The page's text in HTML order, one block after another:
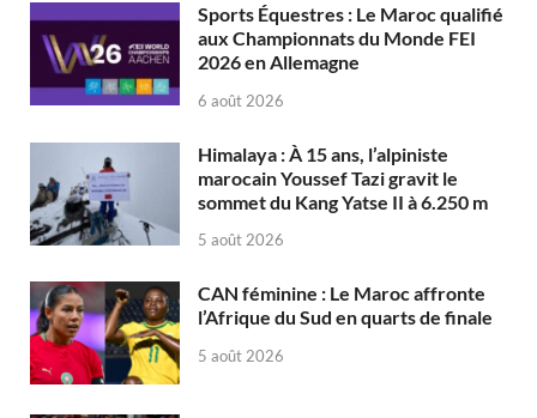
Sports Équestres : Le Maroc qualifié
aux Championnats du Monde FEI
2026 en Allemagne
6 août 2026
Himalaya : À 15 ans, l’alpiniste
marocain Youssef Tazi gravit le
sommet du Kang Yatse II à 6.250 m
5 août 2026
CAN féminine : Le Maroc affronte
l’Afrique du Sud en quarts de finale
5 août 2026